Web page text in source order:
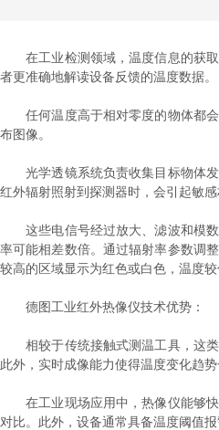
在工业检测领域，温度信息的获取
者更准确地解读设备反馈的温度数据。
任何温度高于相对零度的物体都会
布图像。
光学透镜系统负责收集目标物体发
红外辐射照射到探测器时，会引起敏
这些电信号经过放大、滤波和模数
率可能相差数倍。通过辐射率参数调
较高的区域显示为红色或白色，温度
德图工业红外热像仪技术优势：
相较于传统接触式测温工具，这类
此外，实时成像能力使得温度变化趋
在工业现场应用中，热像仪能够快
对比。此外，设备通常具备温度阈值